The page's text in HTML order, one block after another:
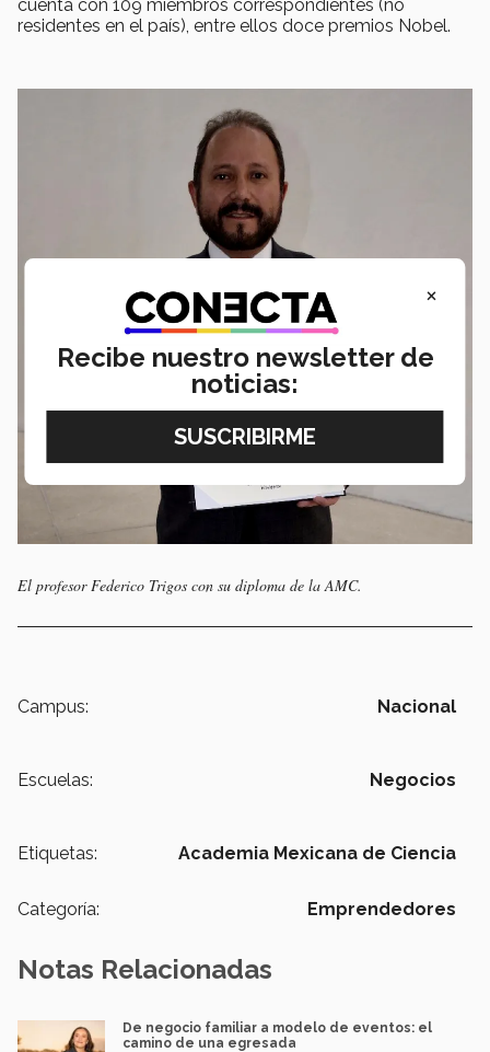
cuenta con 109 miembros correspondientes (no
residentes en el país), entre ellos doce premios Nobel.
El profesor Federico Trigos con su diploma de la AMC.
Campus: Nacional
Escuelas: Negocios
Etiquetas: Academia Mexicana de Ciencia
Categoría: Emprendedores
Notas Relacionadas
De negocio familiar a modelo de eventos: el
camino de una egresada
×
Recibe nuestro newsletter de
noticias: